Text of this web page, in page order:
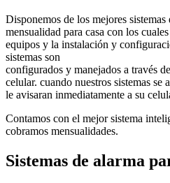
Disponemos de los mejores
mensualidad para casa con los
equipos y la instalación y
sistemas son
configurados y manejados a través
celular. cuando nuestros sistemas se
le avisaran inmediatamente a su
Contamos con el mejor sistema
cobramos mensualidades.
Sistemas de alarma